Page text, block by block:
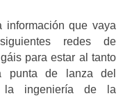
información que vaya
redes de
para estar al tanto
punta de lanza del
la ingeniería de la